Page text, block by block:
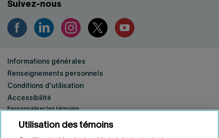
Suivez-nous
Informations générales
Renseignements personnels
Conditions d'utilisation
Accessibilité
Personnaliser les témoins
Utilisation des témoins